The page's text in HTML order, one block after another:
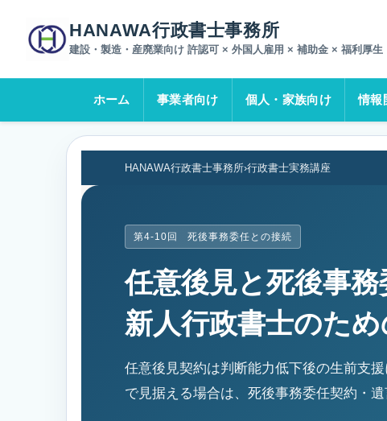
HANAWA行政書士事務所
建設・製造・産廃業向け 許認可 × 外国人雇用 × 補助金 × 福利厚生
ホーム 事業者向け 個人・家族向け 情報
ホーム ブログ一覧 任意後見と死後事務委任の違い｜新人行政書
HANAWA行政書士事務所›行政書士実務講座
第4-10回 死後事務委任との接続
任意後見と死後事
新人行政書士のた
任意後見契約は判断能力低下後の生前支
で見据える場合は、死後事務委任契約・